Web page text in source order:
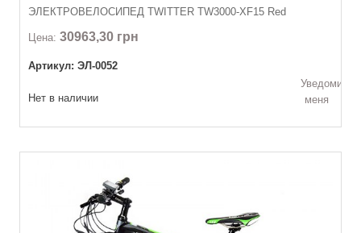
ЭЛЕКТРОВЕЛОСИПЕД TWITTER TW3000-XF15 Red
Цена: 30963,30 грн
Уведомить
меня
Артикул: ЭЛ-0052
Нет в наличии